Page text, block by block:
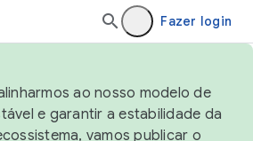
Fazer login
ao nosso modelo de
e garantir a estabilidade da
vamos publicar o